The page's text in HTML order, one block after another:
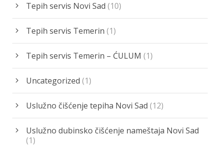
Tepih servis Novi Sad (10)
Tepih servis Temerin (1)
Tepih servis Temerin – ĆULUM (1)
Uncategorized (1)
Uslužno čišćenje tepiha Novi Sad (12)
Uslužno dubinsko čišćenje nameštaja Novi Sad
(1)